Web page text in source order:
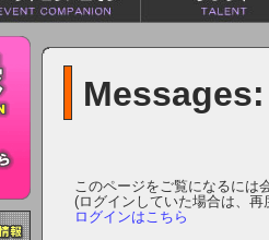
Messages:
このページをご覧になるには
(ログインしていた場合は、
ログインはこちら